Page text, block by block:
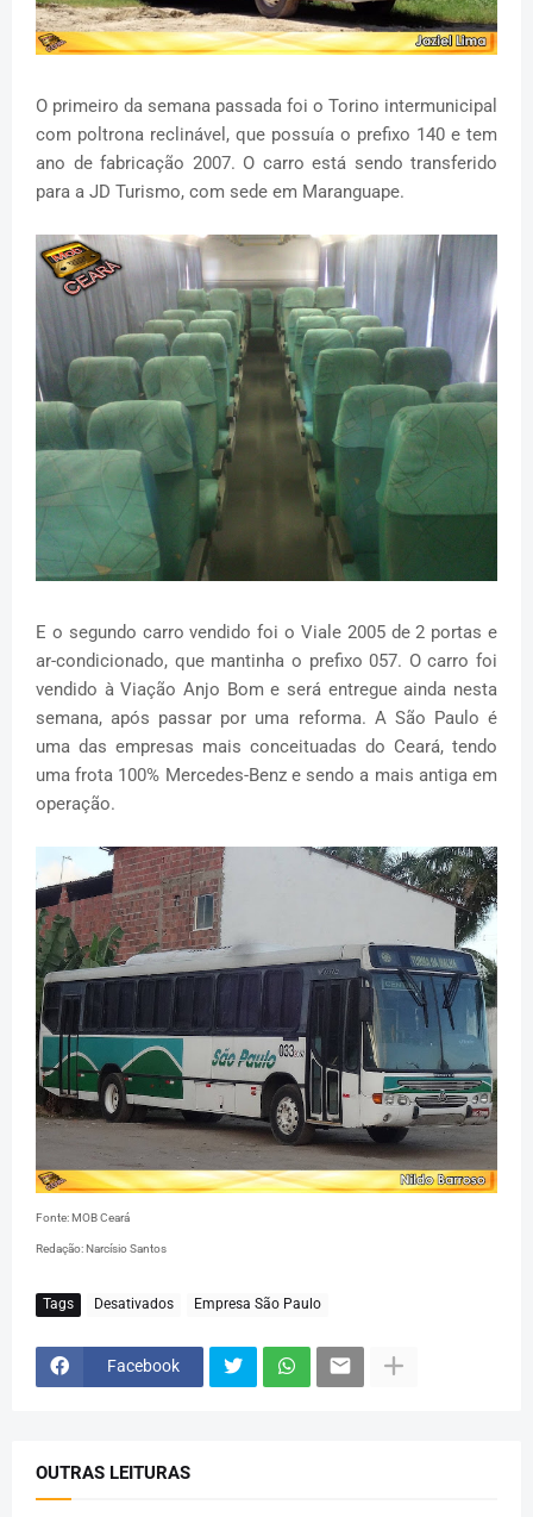
O primeiro da semana passada foi o Torino intermunicipal
com poltrona reclinável, que possuía o prefixo 140 e tem
ano de fabricação 2007. O carro está sendo transferido
para a JD Turismo, com sede em Maranguape.
E o segundo carro vendido foi o Viale 2005 de 2 portas e
ar-condicionado, que mantinha o prefixo 057. O carro foi
vendido à Viação Anjo Bom e será entregue ainda nesta
semana, após passar por uma reforma. A São Paulo é
uma das empresas mais conceituadas do Ceará, tendo
uma frota 100% Mercedes-Benz e sendo a mais antiga em
operação.
Fonte: MOB Ceará
Redação: Narcísio Santos
Tags Desativados Empresa São Paulo
Facebook
OUTRAS LEITURAS